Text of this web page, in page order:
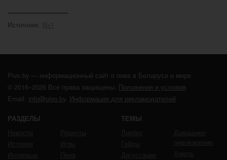
Источник N+1
Pivo.by — информационный сайт о пиве в Беларуси и мире
© 2016–2026 Все права защищены. Положения и условия
Email: info@pivo.by. Информация для рекламодателей
РАЗДЕЛЫ ТЕМЫ